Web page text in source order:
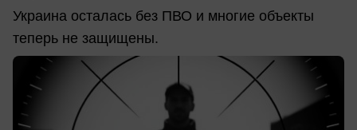
Украина осталась без ПВО и многие объекты
теперь не защищены.